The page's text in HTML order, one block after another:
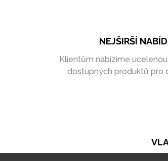
NEJŠIRŠÍ
Klientům nabízíme
dostupných produktů pro